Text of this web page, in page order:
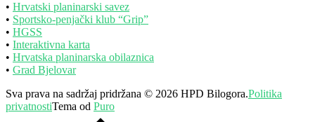
• Hrvatski planinarski savez
• Sportsko-penjački klub “Grip”
• HGSS
• Interaktivna karta
• Hrvatska planinarska obilaznica
• Grad Bjelovar
Sva prava na sadržaj pridržana © 2026 HPD Bilogora.Politika
privatnostiTema od Puro